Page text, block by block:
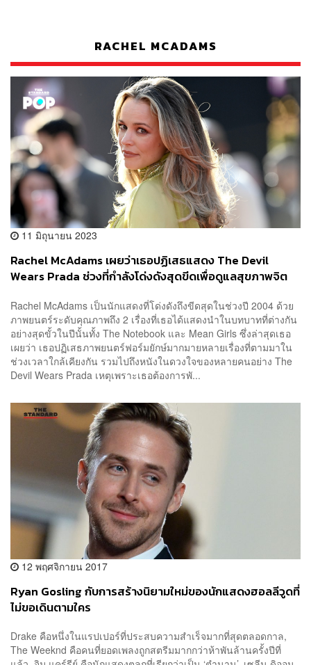
RACHEL MCADAMS
11 มิถุนายน 2023
Rachel McAdams เผยว่าเธอปฏิเสธแสดง The Devil
Wears Prada ช่วงที่กำลังโด่งดังสุดขีดเพื่อดูแลสุขภาพจิต
Rachel McAdams เป็นนักแสดงที่โด่งดังถึงขีดสุดในช่วงปี 2004 ด้วย
ภาพยนตร์ระดับคุณภาพถึง 2 เรื่องที่เธอได้แสดงนำในบทบาทที่ต่างกัน
อย่างสุดขั้วในปีนั้นทั้ง The Notebook และ Mean Girls ซึ่งล่าสุดเธอ
เผยว่า เธอปฏิเสธภาพยนตร์ฟอร์มยักษ์มากมายหลายเรื่องที่ตามมาใน
ช่วงเวลาใกล้เคียงกัน รวมไปถึงหนังในดวงใจของหลายคนอย่าง The
Devil Wears Prada เหตุเพราะเธอต้องการพั...
12 พฤศจิกายน 2017
Ryan Gosling กับการสร้างนิยามใหม่ของนักแสดงฮอลลีวูดที่
ไม่ขอเดินตามใคร
Drake คือหนึ่งในแรปเปอร์ที่ประสบความสำเร็จมากที่สุดตลอดกาล,
The Weeknd คือคนที่ยอดเพลงถูกสตรีมมากกว่าห้าพันล้านครั้งปีที่